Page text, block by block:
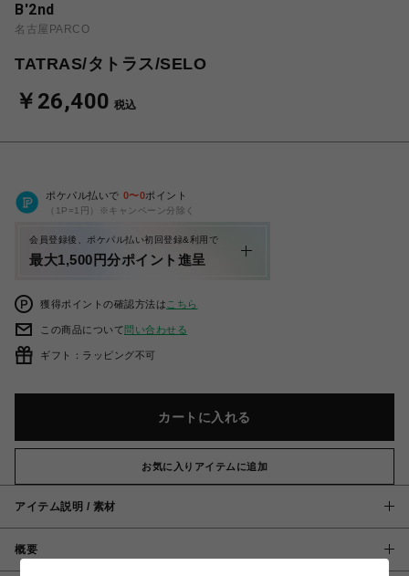
B'2nd
名古屋PARCO
TATRAS/タトラス/SELO
￥26,400 税込
ポケパル払いで 0〜0ポイント
（1P=1円）※キャンペーン分除く
会員登録後、ポケパル払い初回登録&利用で
最大1,500円分ポイント進呈
獲得ポイントの確認方法は こちら
この商品について問い合わせる
ギフト：ラッピング不可
カートに入れる
お気に入りアイテムに追加
アイテム説明 / 素材
概要